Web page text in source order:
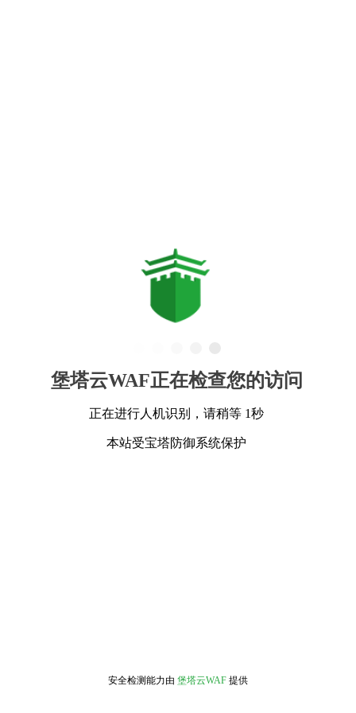
堡塔云WAF正在检查您的访问
正在进行人机识别，请稍等 1秒
本站受宝塔防御系统保护
安全检测能力由 堡塔云WAF 提供